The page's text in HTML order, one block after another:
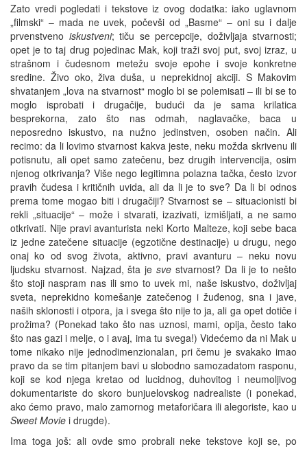
Zato vredi pogledati i tekstove iz ovog dodatka: iako uglavnom
„filmski“ – mada ne uvek, počevši od „Basme“ – oni su i dalje
prvenstveno iskustveni; tiču se percepcije, doživljaja stvarnosti;
opet je to taj drug pojedinac Mak, koji traži svoj put, svoj izraz, u
strašnom i čudesnom metežu svoje epohe i svoje konkretne
sredine. Živo oko, živa duša, u neprekidnoj akciji. S Makovim
shvatanjem „lova na stvarnost“ moglo bi se polemisati – ili bi se to
moglo isprobati i drugačije, budući da je sama krilatica
besprekorna, zato što nas odmah, naglavačke, baca u
neposredno iskustvo, na nužno jedinstven, osoben način. Ali
recimo: da li lovimo stvarnost kakva jeste, neku možda skrivenu ili
potisnutu, ali opet samo zatečenu, bez drugih intervencija, osim
njenog otkrivanja? Više nego legitimna polazna tačka, često izvor
pravih čudesa i kritičnih uvida, ali da li je to sve? Da li bi odnos
prema tome mogao biti i drugačiji? Stvarnost se – situacionisti bi
rekli „situacije“ – može i stvarati, izazivati, izmišljati, a ne samo
otkrivati. Nije pravi avanturista neki Korto Malteze, koji sebe baca
iz jedne zatečene situacije (egzotične destinacije) u drugu, nego
onaj ko od svog života, aktivno, pravi avanturu – neku novu
ljudsku stvarnost. Najzad, šta jesve stvarnost? Da li je to nešto
što stoji naspram nas ili smo to uvek mi, naše iskustvo, doživljaj
sveta, neprekidno komešanje zatečenog i žuđenog, sna i jave,
naših sklonosti i otpora, ja i svega što nije to ja, ali ga opet dotiče i
prožima? (Ponekad tako što nas uznosi, mami, opija, često tako
što nas gazi i melje, o i avaj, ima tu svega!) Videćemo da ni Mak u
tome nikako nije jednodimenzionalan, pri čemu je svakako imao
pravo da se tim pitanjem bavi u slobodno samozadatom rasponu,
koji se kod njega kretao od lucidnog, duhovitog i neumoljivog
dokumentariste do skoro bunjuelovskog nadrealiste (i ponekad,
ako ćemo pravo, malo zamornog metaforičara ili alegoriste, kao u
Sweet Movie i drugde).
Ima toga još: ali ovde smo probrali neke tekstove koji se, po